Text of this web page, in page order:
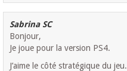
Sabrina SC
Bonjour,
Je joue pour la version PS4.
J’aime le côté stratégique du jeu.